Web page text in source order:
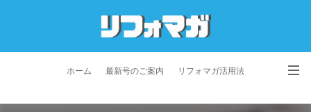
ホーム 最新号のご案内 リフォマガ活用法